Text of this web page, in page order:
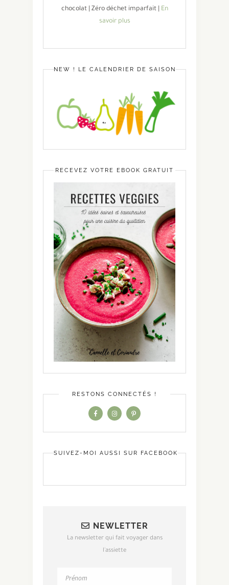
chocolat | Zéro déchet imparfait |
En
savoir plus
NEW ! LE CALENDRIER DE SAISON
RECEVEZ VOTRE EBOOK GRATUIT
RESTONS CONNECTÉS !
SUIVEZ-MOI AUSSI SUR FACEBOOK
NEWLETTER
La newsletter qui fait voyager dans
l'assiette